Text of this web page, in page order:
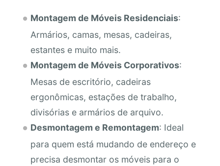
Montagem de Móveis Residenciais:
Armários, camas, mesas, cadeiras,
estantes e muito mais.
Montagem de Móveis Corporativos:
Mesas de escritório, cadeiras
ergonômicas, estações de trabalho,
divisórias e armários de arquivo.
Desmontagem e Remontagem: Ideal
para quem está mudando de endereço e
precisa desmontar os móveis para o